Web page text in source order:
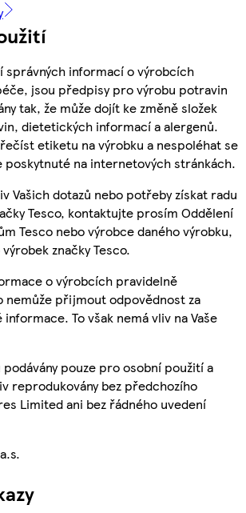
správných informací o výrobcích
jsou předpisy pro výrobu potravin
tak, že může dojít ke změně složek
dietetických informací a alergenů.
etiketu na výrobku a nespoléhat se
poskytnuté na internetových stránkách.
Vašich dotazů nebo potřeby získat radu
Tesco, kontaktujte prosím Oddělení
Tesco nebo výrobce daného výrobku,
značky Tesco.
o výrobcích pravidelně
nemůže přijmout odpovědnost za
To však nemá vliv na Vaše
pouze pro osobní použití a
reprodukovány bez předchozího
Limited ani bez řádného uvedení